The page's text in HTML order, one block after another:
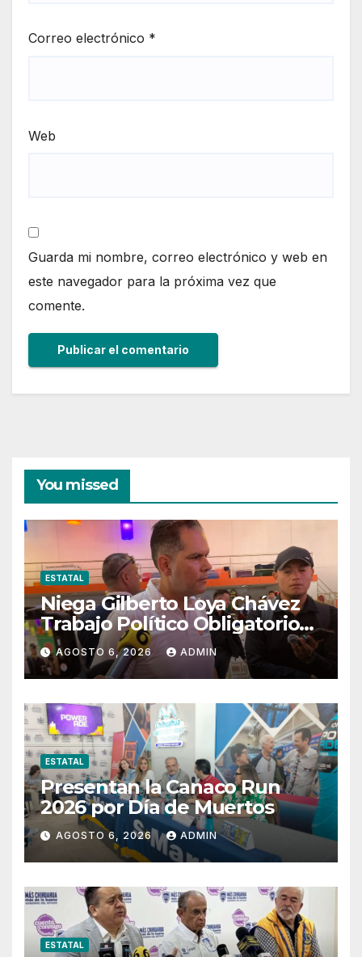
Correo electrónico *
Web
Guarda mi nombre, correo electrónico y web en
este navegador para la próxima vez que
comente.
You missed
ESTATAL
Niega Gilberto Loya Chávez
Trabajo Político Obligatorio
De Exempleados De SSPE
AGOSTO 6, 2026 ADMIN
ESTATAL
Presentan la Canaco Run
2026 por Día de Muertos
AGOSTO 6, 2026 ADMIN
ESTATAL